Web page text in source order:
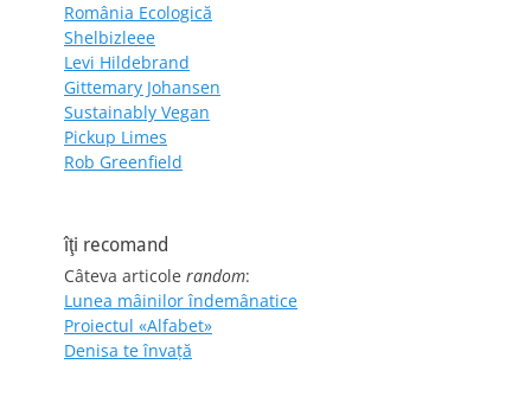
România Ecologică
Shelbizleee
Levi Hildebrand
Gittemary Johansen
Sustainably Vegan
Pickup Limes
Rob Greenfield
îţi recomand
Câteva articole random:
Lunea mâinilor îndemânatice
Proiectul «Alfabet»
Denisa te învaţă